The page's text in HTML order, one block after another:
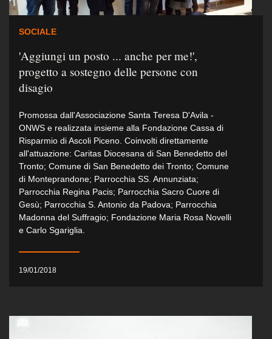
SOCIALE
'Aggiungi un posto ... anche per me!',
progetto a sostegno delle persone con
disagio
Promossa dall'Associazione Santa Teresa D'Avila -
ONWS e realizzata insieme alla Fondazione Cassa di
Risparmio di Ascoli Piceno. Coinvolti direttamente
all'attuazione: Caritas Diocesana di San Benedetto del
Tronto; Comune di San Benedetto dei Tronto; Comune
di Monteprandone; Parrocchia SS. Annunziata;
Parrocchia Regina Pacis; Parrocchia Sacro Cuore di
Gesù; Parrocchia S. Antonio da Padova; Parrocchia
Madonna del Suffragio; Fondazione Maria Rosa Novelli
e Carlo Sgariglia.
19/01/2018